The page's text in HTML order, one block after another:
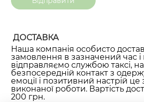
ДОСТАВКА
Наша компанія особисто
замовлення в зазначений час
відправляємо службою таксі,
безпосередній контакт з
емоції і позитивний настрій
виконаної роботи. Вартість
200 грн.